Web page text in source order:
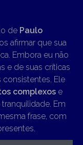
de Paulo
afirmar que sua
Embora eu não
e de suas críticas
Ele
complexos e
Em
frase, com